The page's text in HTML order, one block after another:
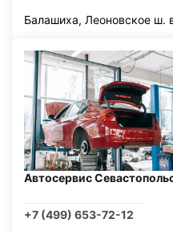
Балашиха, Леоновское ш.
Автосервис
+7 (499) 653-72-12